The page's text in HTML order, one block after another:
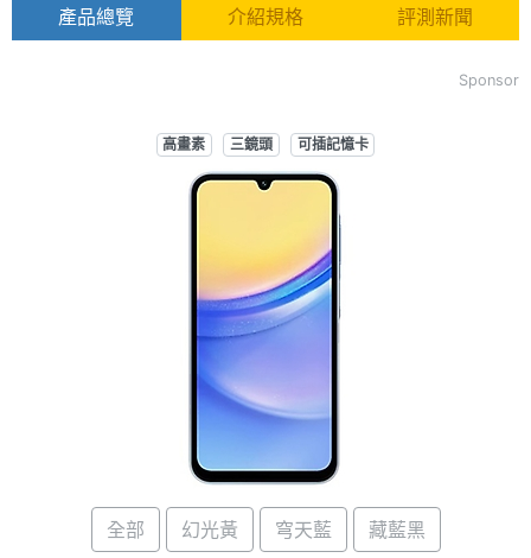
產品總覽 介紹規格 評測新聞
Sponsor
高畫素 三鏡頭 可插記憶卡
全部 幻光黃 穹天藍 藏藍黑